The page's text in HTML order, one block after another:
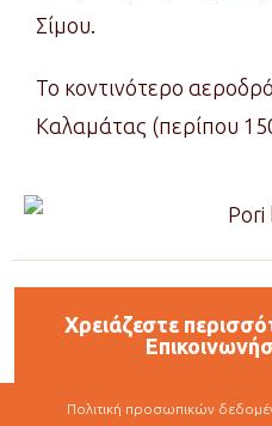
Σίμου.
Το κοντινότερο
Καλαμάτας (περίπου
Χρειάζεστε
Πολιτική προσωπικών